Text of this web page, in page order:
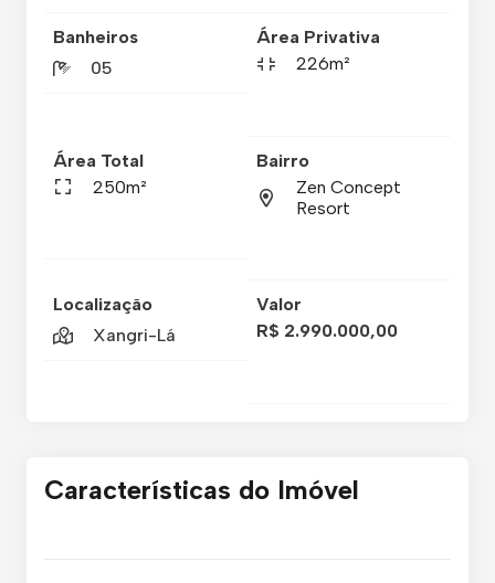
Banheiros
05
Área Privativa
226m²
Área Total
250m²
Bairro
Zen Concept
Resort
Localização
Xangri-Lá
Valor
R$ 2.990.000,00
Características do Imóvel